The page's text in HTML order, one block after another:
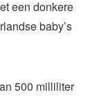
een donkere
baby’s
500 milliliter